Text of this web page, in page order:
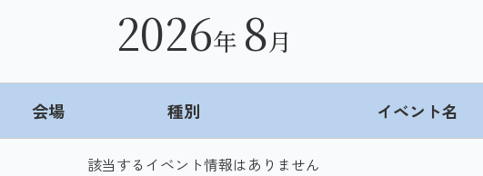
2026年 8月
会場 種別 イベント名
該当するイベント情報はありません